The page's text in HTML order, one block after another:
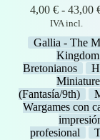
4,00€ - 43,00
IVA incl.
Gallia - The
Bretonianos
(Fantasía/9th)
Wargames con
profesional